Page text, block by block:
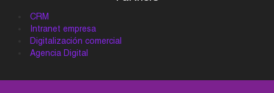
CRM
Intranet empresa
Digitalización comercial
Agencia Digital